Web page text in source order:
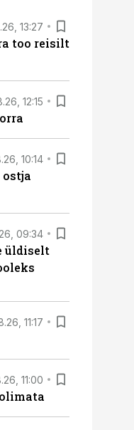
13:27
too reisilt
12:15
10:14
09:34
üldiselt
11:17
11:00